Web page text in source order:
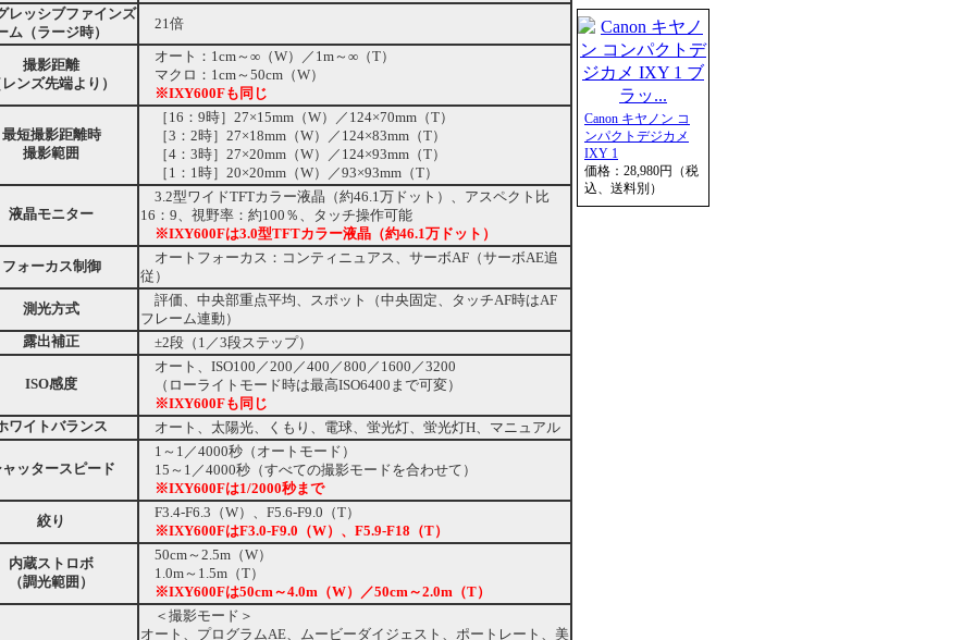
レッシブファインズ
ム（ラージ時）
21倍
撮影距離
ンズ先端より）
オート：1cm～∞（W）／1m～∞（T）
マクロ：1cm～50cm（W）
※IXY600Fも同じ
最短撮影距離時
撮影範囲
［16：9時］27×15mm（W）／124×70mm（T）
［3：2時］27×18mm（W）／124×83mm（T）
［4：3時］27×20mm（W）／124×93mm（T）
［1：1時］20×20mm（W）／93×93mm（T）
液晶モニター
3.2型ワイドTFTカラー液晶（約46.1万ドット）、アスペクト比
16：9、視野率：約100％、タッチ操作可能
※IXY600Fは3.0型TFTカラー液晶（約46.1万ドット）
フォーカス制御
オートフォーカス：コンティニュアス、サーボAF（サーボAE追
従）
測光方式
評価、中央部重点平均、スポット（中央固定、タッチAF時はAF
フレーム連動）
露出補正
±2段（1／3段ステップ）
ISO感度
オート、ISO100／200／400／800／1600／3200
（ローライトモード時は最高ISO6400まで可変）
※IXY600Fも同じ
ワイトバランス
オート、太陽光、くもり、電球、蛍光灯、蛍光灯H、マニュアル
ッタースピード
1～1／4000秒（オートモード）
15～1／4000秒（すべての撮影モードを合わせて）
※IXY600Fは1/2000秒まで
絞り
F3.4-F6.3（W）、F5.6-F9.0（T）
※IXY600FはF3.0-F9.0（W）、F5.9-F18（T）
内蔵ストロボ
（調光範囲）
50cm～2.5m（W）
1.0m～1.5m（T）
※IXY600Fは50cm～4.0m（W）／50cm～2.0m（T）
＜撮影モード＞
オート、プログラムAE、ムービーダイジェスト、ポートレート、美
Canon キヤノン コ
ンパクトデジカメ
IXY 1
価格：28,980円（税
込、送料別）